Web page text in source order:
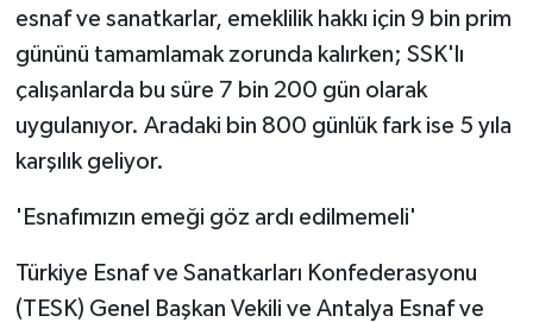
esnaf ve sanatkarlar, emeklilik hakkı için 9 bin prim
gününü tamamlamak zorunda kalırken; SSK'lı
çalışanlarda bu süre 7 bin 200 gün olarak
uygulanıyor. Aradaki bin 800 günlük fark ise 5 yıla
karşılık geliyor.
'Esnafımızın emeği göz ardı edilmemeli'
Türkiye Esnaf ve Sanatkarları Konfederasyonu
(TESK) Genel Başkan Vekili ve Antalya Esnaf ve